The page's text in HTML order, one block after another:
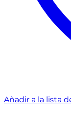
Añadir a la lista